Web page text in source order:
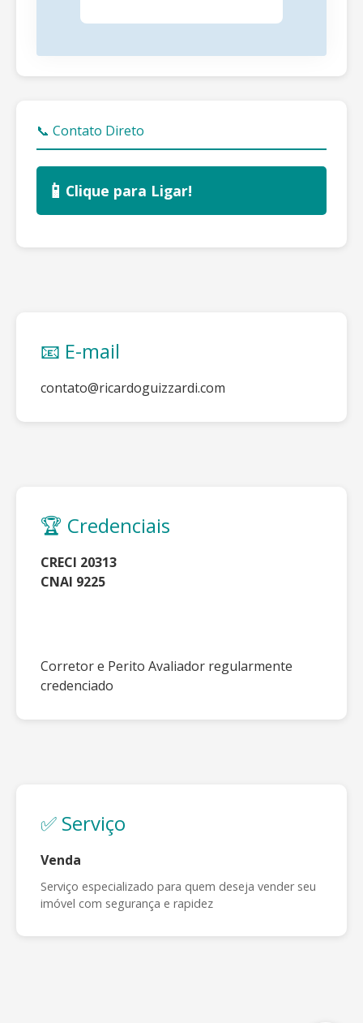
📞 Contato Direto
📱 Clique para Ligar!
📧 E-mail
contato@ricardoguizzardi.com
🏆 Credenciais
CRECI 20313
CNAI 9225
Corretor e Perito Avaliador regularmente
credenciado
✅ Serviço
Venda
Serviço especializado para quem deseja vender seu
imóvel com segurança e rapidez